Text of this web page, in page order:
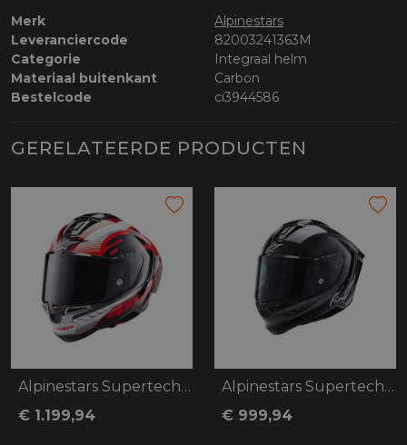
Merk
Alpinestars
Leveranciercode
82003241363M
Categorie
Integraal helm
Materiaal buitenkant
Carbon
Bestelcode
ci3944586
GERELATEERDE PRODUCTEN
Alpinestars Supertech R10 Team
€ 1.199,94
Alpinestars Supertech R10
€ 999,94